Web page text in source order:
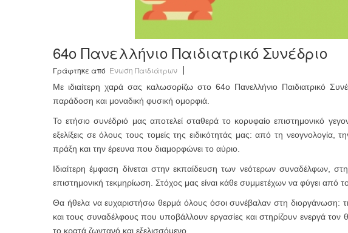
64ο Πανελλήνιο Παιδιατρικό Συνέδριο
Γράφτηκε από Ένωση Παιδιάτρων
Με ιδιαίτερη χαρά σας καλωσορίζω στο 64ο Πανελλήνιο Παιδιατρικό
παράδοση και μοναδική φυσική ομορφιά.
Το ετήσιο συνέδριό μας αποτελεί σταθερά το κορυφαίο επιστημονικό
εξελίξεις σε όλους τους τομείς της ειδικότητάς μας: από τη νεογνολογία,
πράξη και την έρευνα που διαμορφώνει το αύριο.
Ιδιαίτερη έμφαση δίνεται στην εκπαίδευση των νεότερων συναδέλφων,
επιστημονική τεκμηρίωση. Στόχος μας είναι κάθε συμμετέχων να φύγει από
Θα ήθελα να ευχαριστήσω θερμά όλους όσοι συνέβαλαν στη διοργάνωση:
και τους συναδέλφους που υποβάλλουν εργασίες και στηρίζουν ενεργά
το κρατά ζωντανό και εξελισσόμενο.